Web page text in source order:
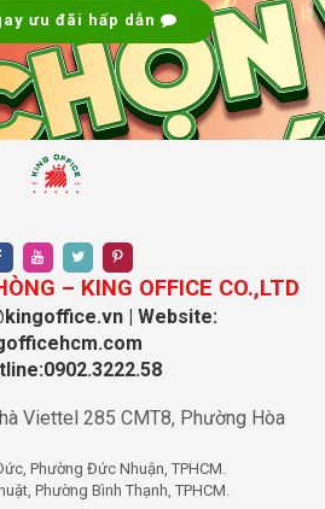
ưu đãi hấp dẫn
– KING OFFICE CO.,LTD
| Website:
Viettel 285 CMT8, Phường Hòa
Phường Đức Nhuận, TPHCM.
Phường Bình Thạnh, TPHCM.